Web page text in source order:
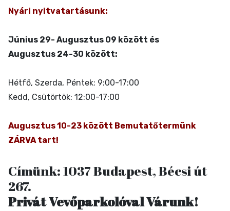
Nyári nyitvatartásunk:
Június 29- Augusztus 09 között és
Augusztus 24-30 között:
Hétfő, Szerda, Péntek: 9:00-17:00
Kedd, Csütörtök: 12:00-17:00
Augusztus 10-23 között Bemutatőtermünk
ZÁRVA tart!
Címünk:1037 Budapest, Bécsi út
267.
Privát Vevőparkolóval Várunk!